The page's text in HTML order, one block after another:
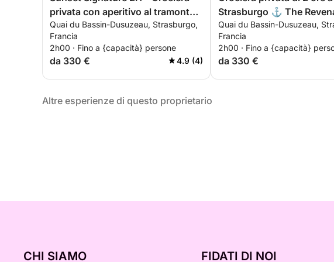
privata con aperitivo al tramonto e
servizio fotografico (Picasso)
Quai du Bassin-Dusuzeau, Strasburgo,
Francia
2h00 · Fino a {capacità} persone
da 330 € 4.9 (4)
Strasburgo ⚓ The
Esperienza Premium con
Quai du Bassin-Dusuzeau,
Francia
2h00 · Fino a {capacità}
da 330 €
Altre esperienze di questo proprietario
CHI SIAMO FIDATI DI NOI